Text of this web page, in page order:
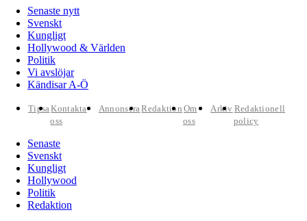
Senaste nytt
Svenskt
Kungligt
Hollywood & Världen
Politik
Vi avslöjar
Kändisar A-Ö
TipsaKontakta
oss
AnnonseraRedaktion Om
oss
Arkiv Redaktionell
policy
Senaste
Svenskt
Kungligt
Hollywood
Politik
Redaktion